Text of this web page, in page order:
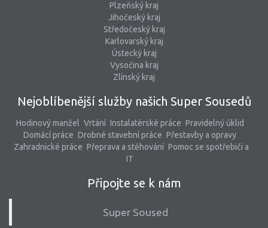
Plzeňský kraj
Jihočeský kraj
Středočeský kraj
Karlovarský kraj
Ústecký kraj
Vysočina kraj
Zlínský kraj
Nejoblíbenější služby našich Super Sousedů
Hodinový manžel Vrtání Instalatérské práce Pravidelný úklid
Domácí práce Drobné stavební práce Přestavby a opravy
Zahradnické práce Přeprava a stěhování Pomoc se spotřebiči a
IT
Připojte se k nám
Super Soused